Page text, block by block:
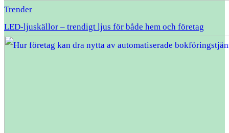
Trender
LED-ljuskällor – trendigt ljus för både hem och företag